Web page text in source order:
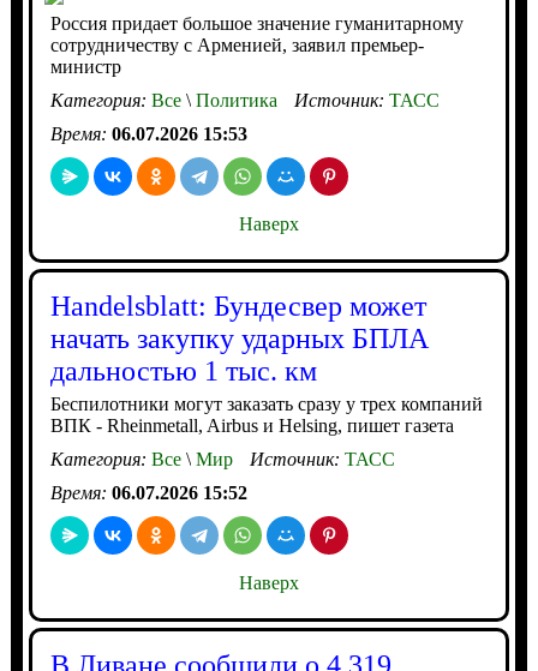
Россия придает большое значение гуманитарному
сотрудничеству с Арменией, заявил премьер-
министр
Категория: Все\Политика Источник: ТАСС
Время: 06.07.2026 15:53
Наверх
Handelsblatt: Бундесвер может
начать закупку ударных БПЛА
дальностью 1 тыс. км
Беспилотники могут заказать сразу у трех компаний
ВПК - Rheinmetall, Airbus и Helsing, пишет газета
Категория: Все\Мир Источник: ТАСС
Время: 06.07.2026 15:52
Наверх